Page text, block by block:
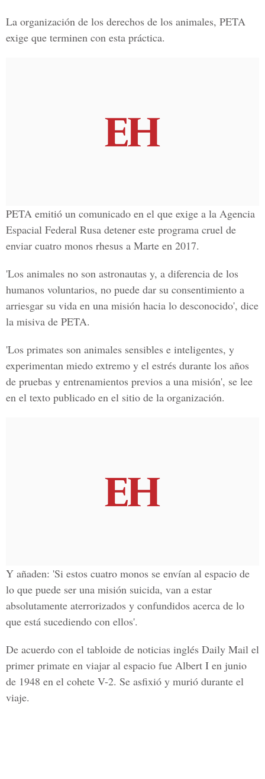
La organización de los derechos de los animales, PETA
exige que terminen con esta práctica.
PETA emitió un comunicado en el que exige a la Agencia
Espacial Federal Rusa detener este programa cruel de
enviar cuatro monos rhesus a Marte en 2017.
'Los animales no son astronautas y, a diferencia de los
humanos voluntarios, no puede dar su consentimiento a
arriesgar su vida en una misión hacia lo desconocido', dice
la misiva de PETA.
'Los primates son animales sensibles e inteligentes, y
experimentan miedo extremo y el estrés durante los años
de pruebas y entrenamientos previos a una misión', se lee
en el texto publicado en el sitio de la organización.
Y añaden: 'Si estos cuatro monos se envían al espacio de
lo que puede ser una misión suicida, van a estar
absolutamente aterrorizados y confundidos acerca de lo
que está sucediendo con ellos'.
De acuerdo con el tabloide de noticias inglés Daily Mail el
primer primate en viajar al espacio fue Albert I en junio
de 1948 en el cohete V-2. Se asfixió y murió durante el
viaje.